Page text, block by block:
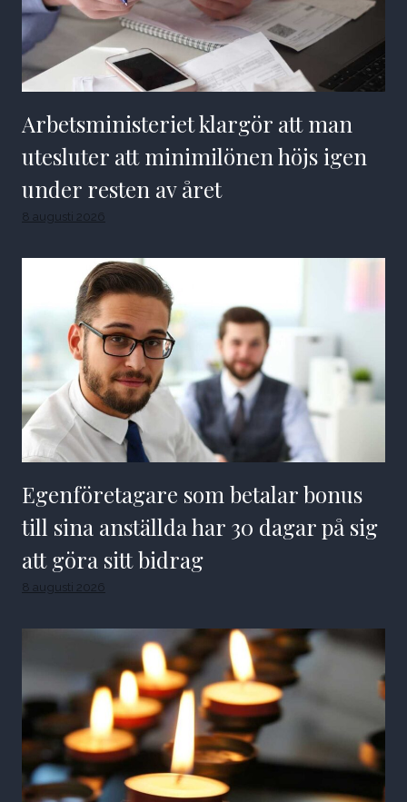
Arbetsministeriet klargör att man
utesluter att minimilönen höjs igen
under resten av året
8 augusti 2026
Egenföretagare som betalar bonus
till sina anställda har 30 dagar på sig
att göra sitt bidrag
8 augusti 2026